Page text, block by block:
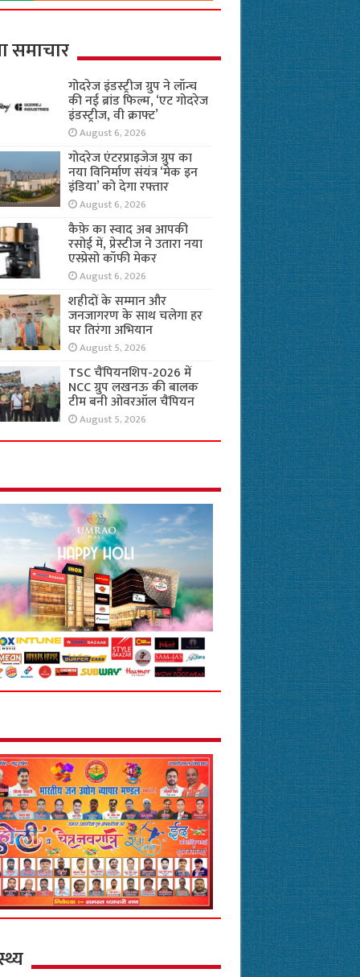
समाचार
गोदरेज इंडस्ट्रीज ग्रुप ने लॉन्च
की नई ब्रांड फिल्म, ‘एट गोदरेज
इंडस्ट्रीज, वी क्राफ्ट’
August 6, 2026
गोदरेज एंटरप्राइजेज ग्रुप का
नया विनिर्माण संयंत्र ‘मेक इन
इंडिया’ को देगा रफ्तार
August 6, 2026
कैफ़े का स्वाद अब आपकी
रसोई में, प्रेस्टीज ने उतारा नया
एस्प्रेसो कॉफी मेकर
August 6, 2026
शहीदों के सम्मान और
जनजागरण के साथ चलेगा हर
घर तिरंगा अभियान
August 5, 2026
TSC चैंपियनशिप-2026 में
NCC ग्रुप लखनऊ की बालक
टीम बनी ओवरऑल चैंपियन
August 5, 2026